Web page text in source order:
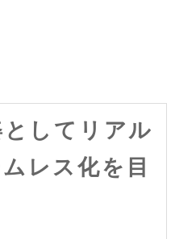
してリアル
レス化を目